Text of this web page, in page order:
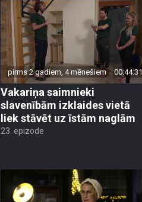
pirms 2 gadiem, 4 mēnešiem 00:44:31
Vakariņa saimnieki
slavenībām izklaides vietā
liek stāvēt uz īstām naglām
23. epizode